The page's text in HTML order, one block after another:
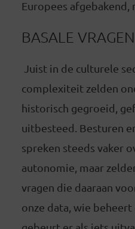
Europees afgebakend,
BASALE VRAGEN
Juist in de culturele
complexiteit zelden
historisch gegroeid,
uitbesteed. Besturen
spreken steeds vaker
autonomie, maar
vragen die daaraan
onze data, wie